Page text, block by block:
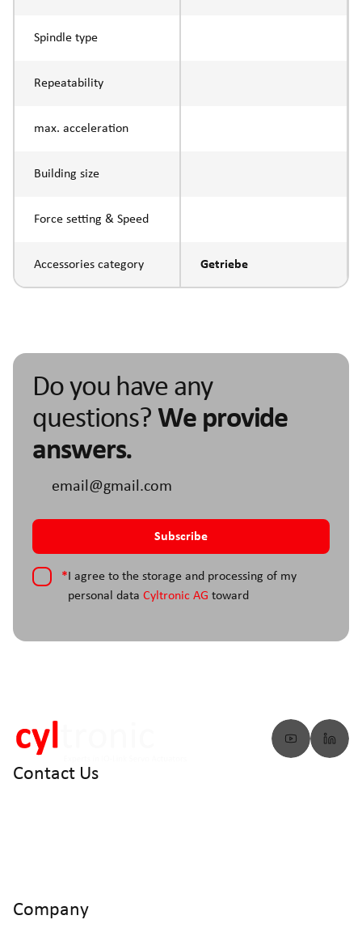
Spindle type
Repeatability
max. acceleration
Building size
Force setting & Speed
Accessories category Getriebe
Do you have any
questions? We provide
answers.
*I agree to the storage and processing of my
personal data Cyltronic AG toward
Contact Us
Company